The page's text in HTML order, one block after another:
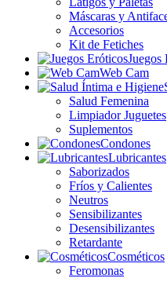
Máscaras y
Accesorios
Kit de Fetiches
Juegos
Web Cam
Salud Femenina
Limpiador Juguetes
Suplementos
Condones
Lubricantes
Saborizados
Fríos y Calientes
Neutros
Sensibilizantes
Desensibilizantes
Retardante
Cosméticos
Feromonas